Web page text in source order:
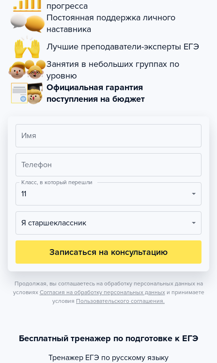
прогресса
Постоянная поддержка личного
наставника
Лучшие преподаватели-эксперты ЕГЭ
Занятия в небольших группах по
уровню
Официальная гарантия
поступления на бюджет
Имя
Телефон
Класс, в который перешли
11
Я старшеклассник
Записаться на консультацию
Продолжая, вы соглашаетесь на обработку персональных данных на
условиях Согласия на обработку персональных данных и принимаете
условия Пользовательского соглашения.
Бесплатный тренажер по подготовке к ЕГЭ
Тренажер ЕГЭ по русскому языку